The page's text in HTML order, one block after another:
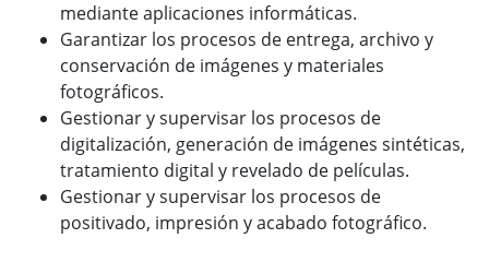
mediante aplicaciones informáticas.
Garantizar los procesos de entrega, archivo y
conservación de imágenes y materiales
fotográficos.
Gestionar y supervisar los procesos de
digitalización, generación de imágenes sintéticas,
tratamiento digital y revelado de películas.
Gestionar y supervisar los procesos de
positivado, impresión y acabado fotográfico.